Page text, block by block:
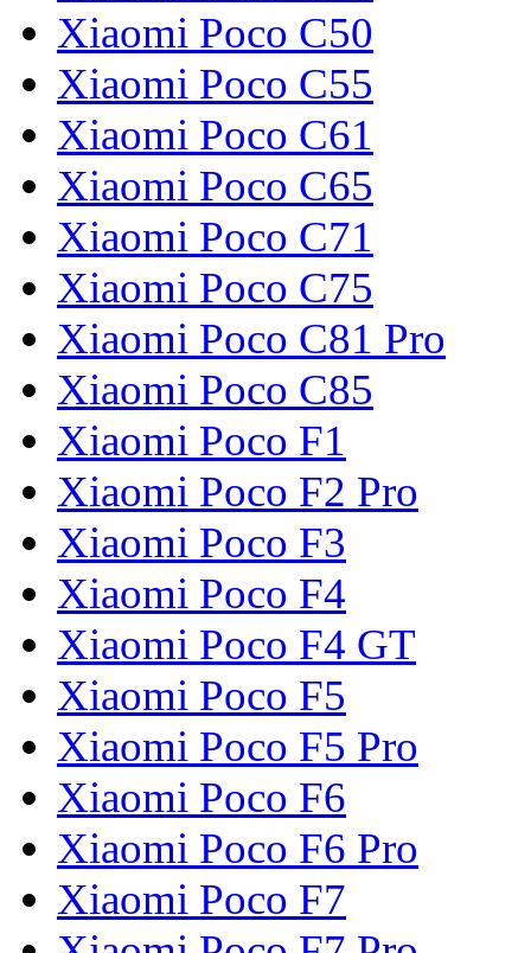
Xiaomi Poco C50
Xiaomi Poco C55
Xiaomi Poco C61
Xiaomi Poco C65
Xiaomi Poco C71
Xiaomi Poco C75
Xiaomi Poco C81 Pro
Xiaomi Poco C85
Xiaomi Poco F1
Xiaomi Poco F2 Pro
Xiaomi Poco F3
Xiaomi Poco F4
Xiaomi Poco F4 GT
Xiaomi Poco F5
Xiaomi Poco F5 Pro
Xiaomi Poco F6
Xiaomi Poco F6 Pro
Xiaomi Poco F7